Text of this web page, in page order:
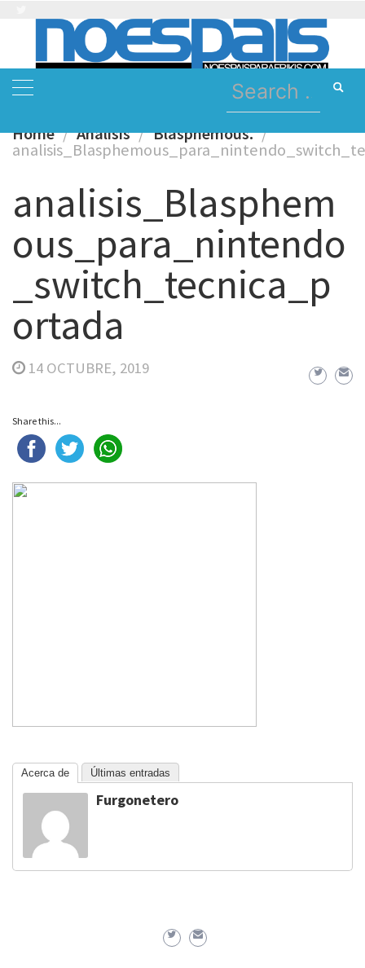
Search
for:
Home Analisis Blasphemous.
analisis_Blasphem
ous_para_nintendo
_switch_tecnica_p
ortada
14 OCTUBRE, 2019
Share this...
Acerca de Últimas entradas
Furgonetero